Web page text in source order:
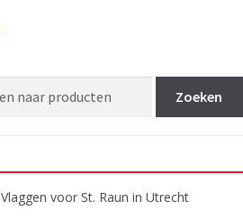
Vlaggen voor St. Raun in Utrecht